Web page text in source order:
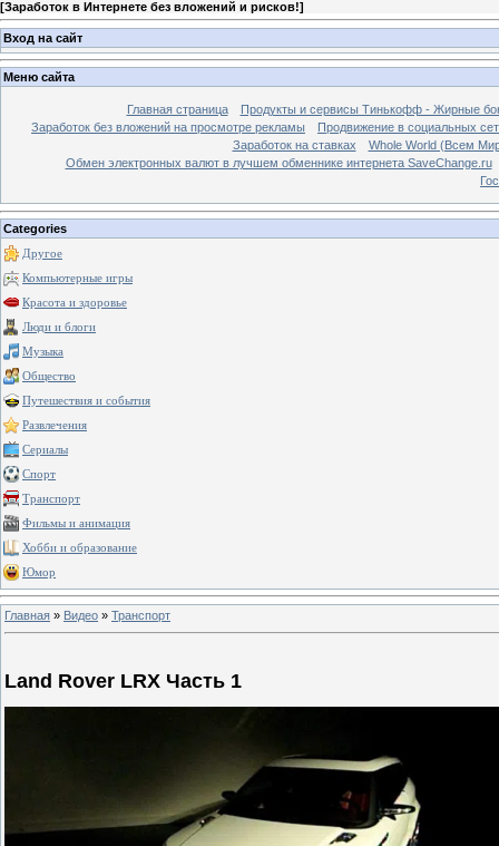
[Заработок в Интернете без вложений и рисков!]
Вход на сайт
Меню сайта
Главная страница
Продукты и сервисы Тинькофф - Жирные
Заработок без вложений на просмотре рекламы
Продвижение в социальных
Заработок на ставках
Whole World (Всем
Обмен электронных валют в лучшем обменнике интернета SaveChange.ru
Categories
Другое
Компьютерные игры
Красота и здоровье
Люди и блоги
Музыка
Общество
Путешествия и события
Развлечения
Сериалы
Спорт
Транспорт
Фильмы и анимация
Хобби и образование
Юмор
Главная » Видео » Транспорт
Land Rover LRX Часть 1